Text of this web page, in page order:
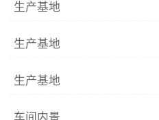
生产基地
生产基地
生产基地